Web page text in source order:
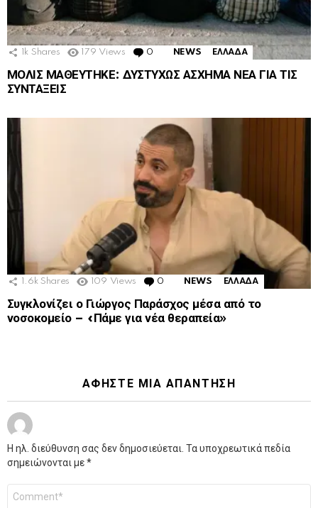
1k Shares 179 Views 0 Comments
NEWS ΕΛΛΑΔΑ
ΜΟΛΙΣ ΜΑΘΕΥΤΗΚΕ: ΔΥΣΤΥΧΩΣ ΑΣΧΗΜΑ ΝΕΑ ΓΙΑ ΤΙΣ
ΣΥΝΤΑΞΕΙΣ
1.6k Shares 109 Views 0 Comments
NEWS ΕΛΛΑΔΑ
Συγκλονίζει ο Γιώργος Παράσχος μέσα από το
νοσοκομείο – «Πάμε για νέα θεραπεία»
ΑΦΉΣΤΕ ΜΙΑ ΑΠΆΝΤΗΣΗ
Η ηλ. διεύθυνση σας δεν δημοσιεύεται. Τα υποχρεωτικά πεδία
σημειώνονται με*